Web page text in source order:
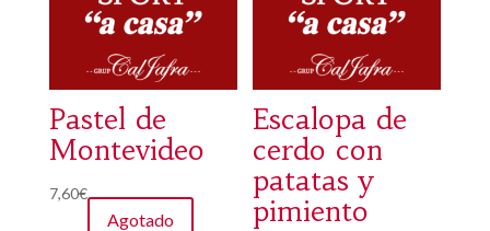
Pastel de
Montevideo
7,60€
Agotado
Escalopa de
cerdo con
patatas y
pimiento